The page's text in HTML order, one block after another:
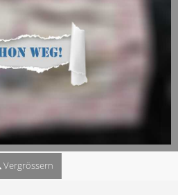
Vergrössern